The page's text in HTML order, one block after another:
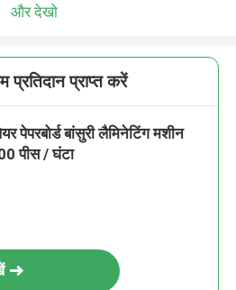
और देखो
प्रतिदान प्राप्त करें
पेपरबोर्ड बांसुरी लैमिनेटिंग मशीन
पीस / घंटा